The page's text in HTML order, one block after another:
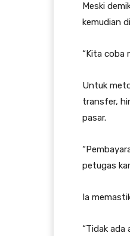
Meski
kemudian
“Kita coba
Untuk
transfer,
pasar.
petugas
Ia
“Tidak ada